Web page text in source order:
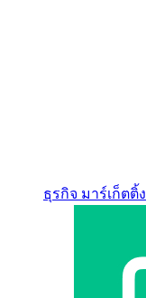
ธุรกิจ มาร์เก็ตติ้ง